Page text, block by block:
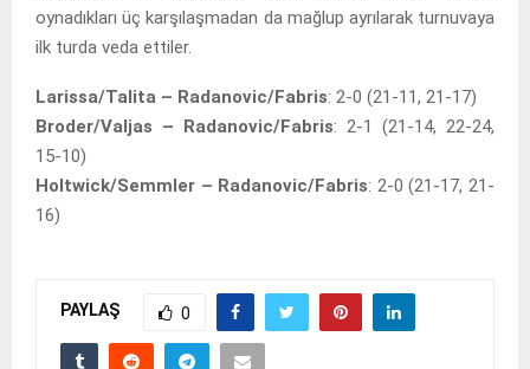
oynadıkları üç karşılaşmadan da mağlup ayrılarak turnuvaya
ilk turda veda ettiler.
Larissa/Talita – Radanovic/Fabris: 2-0 (21-11, 21-17)
Broder/Valjas – Radanovic/Fabris: 2-1 (21-14, 22-24,
15-10)
Holtwick/Semmler – Radanovic/Fabris: 2-0 (21-17, 21-
16)
PAYLAŞ 0